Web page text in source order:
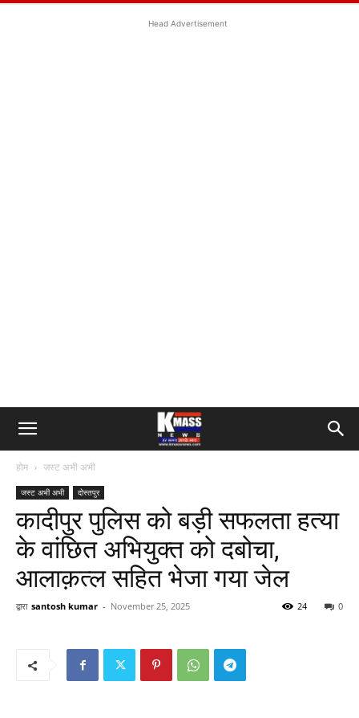
Head Advertisement
होम जस्ट अभी अभी
जस्ट अभी अभी दोस्तपुर
कादीपुर पुलिस को बड़ी सफलता हत्या
के वांछित अभियुक्त को दबोचा,
आलाक़त्ल सहित भेजा गया जेल
द्वारा santosh kumar - November 25, 2025 0
24